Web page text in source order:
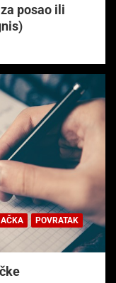
posao ili
POVRATAK